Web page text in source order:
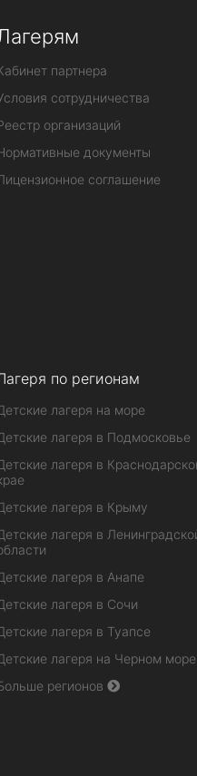
партнера
сотрудничества
организаций
документы
соглашение
по регионам
лагеря на море
лагеря в Подмосковье
лагеря в
лагеря в Крыму
лагеря в
лагеря в Анапе
лагеря в Сочи
лагеря в Туапсе
лагеря на Черном море
регионов